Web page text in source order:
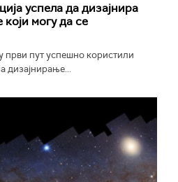
успела да дизајнира
могу да се
пут успешно користили
дизајнирање...